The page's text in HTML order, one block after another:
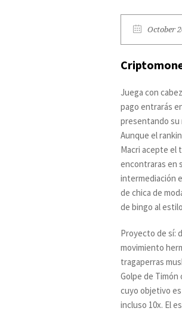
October
Juega con
pago entrarás
presentando su
Aunque el
Macri acepte el
encontraras en
intermediación
de chica de
de bingo al
Proyecto de sí:
movimiento
tragaperras
Golpe de
cuyo objetivo es
incluso 10x. El